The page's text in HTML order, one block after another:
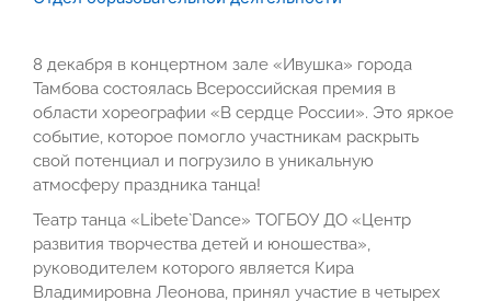
8 декабря в концертном зале «Ивушка» города
Тамбова состоялась Всероссийская премия в
области хореографии «В сердце России». Это яркое
событие, которое помогло участникам раскрыть
свой потенциал и погрузило в уникальную
атмосферу праздника танца!
Театр танца «Libete`Dance» ТОГБОУ ДО «Центр
развития творчества детей и юношества»,
руководителем которого является Кира
Владимировна Леонова, принял участие в четырех